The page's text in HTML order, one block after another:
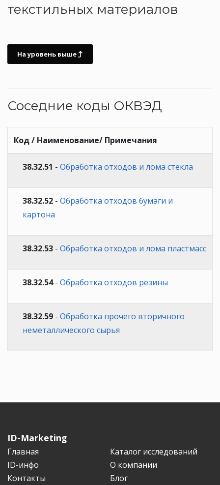
текстильных материалов
На уровень выше
Соседние коды ОКВЭД
Код / Наименование/ Примечания
38.32.51 - Обработка отходов и лома стекла
38.32.52 - Обработка отходов бумаги и
картона
38.32.53 - Обработка отходов и лома пластмасс
38.32.54- Обработка отходов резины
38.32.59 - Обработка прочего вторичного
неметаллического сырья
ID-Marketing
Главная
Каталог исследований
ID-инфо
О компании
Контакты
Блог